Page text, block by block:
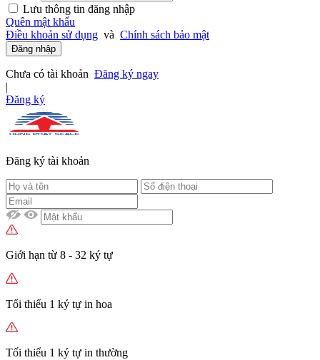
Lưu thông tin đăng nhập
Quên mật khẩu
Điều khoản sử dụng và Chính sách bảo mật
Đăng nhập
Chưa có tài khoản Đăng ký ngay
|
Đăng ký
Đăng ký tài khoản
Giới hạn từ 8 - 32 ký tự
Tối thiểu 1 ký tự in hoa
Tối thiểu 1 ký tự in thường